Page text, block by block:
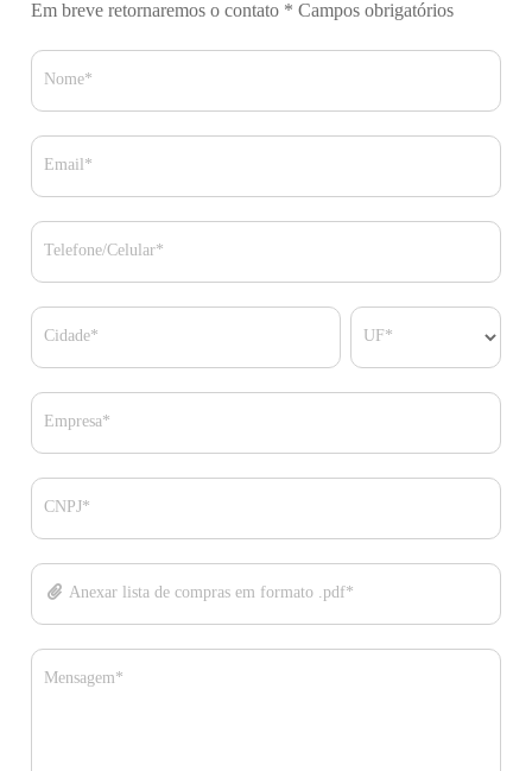
Em breve retornaremos o contato * Campos obrigatórios
Nome*
Email*
Telefone/Celular*
Cidade* UF*
Empresa*
CNPJ*
Anexar lista de compras em formato .pdf*
Mensagem*